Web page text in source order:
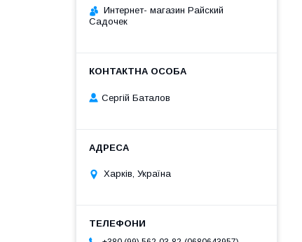
Интернет- магазин Райский
Садочек
Сергій Баталов
Харків, Україна